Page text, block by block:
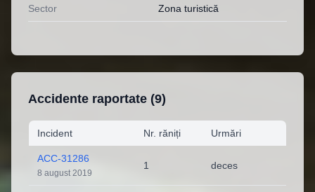
Sector Zona turistică
Accidente raportate (9)
Incident Nr. răniți Urmări
ACC-31286
8 august 2019
1 deces